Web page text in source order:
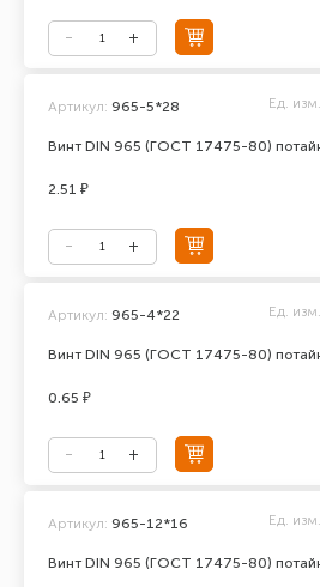
Винт DIN 965 (ГОСТ 17475-80)
Артикул: 965-5*28 Ед. изм.
2.51 ₽
Винт DIN 965 (ГОСТ 17475-80)
Артикул: 965-4*22 Ед. изм.
0.65 ₽
Винт DIN 965 (ГОСТ 17475-80)
Артикул: 965-12*16 Ед. изм.